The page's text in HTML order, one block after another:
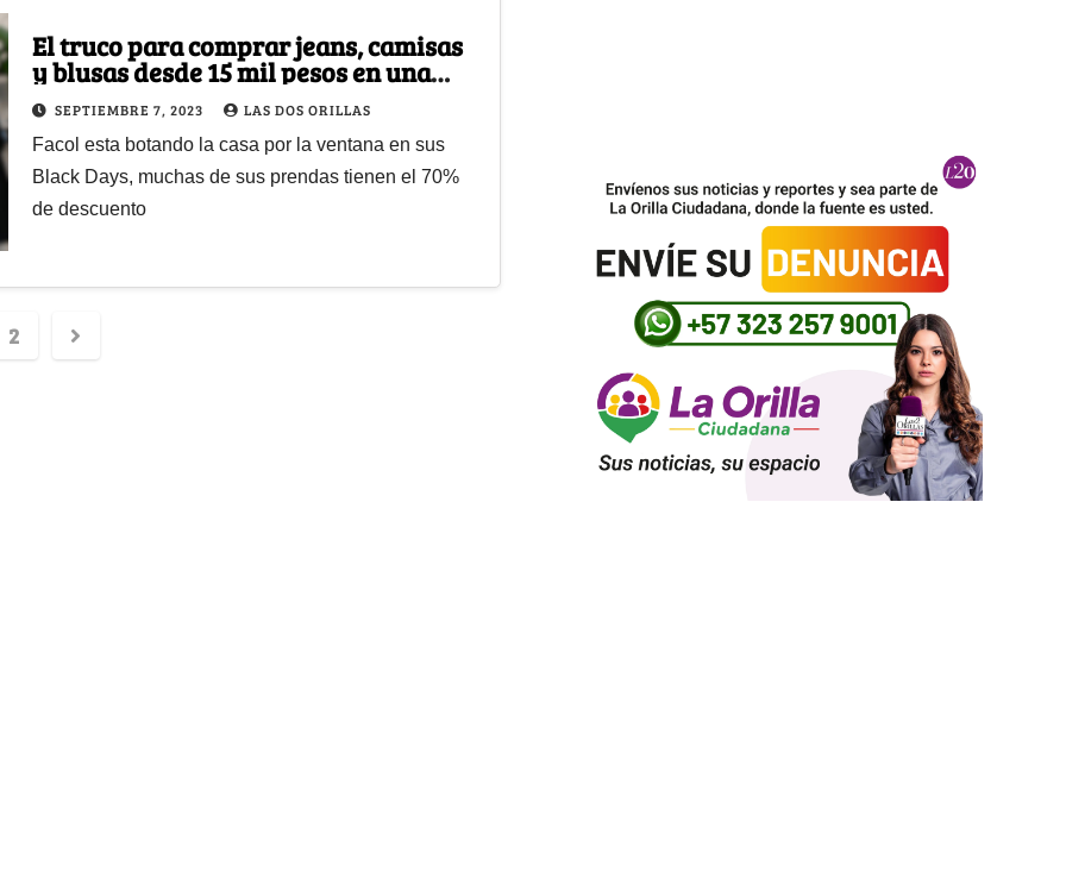
El truco para comprar jeans, camisas
y blusas desde 15 mil pesos en una
famosa tienda
SEPTIEMBRE 7, 2023 LAS DOS ORILLAS
Facol esta botando la casa por la ventana en sus
Black Days, muchas de sus prendas tienen el 70%
de descuento
2